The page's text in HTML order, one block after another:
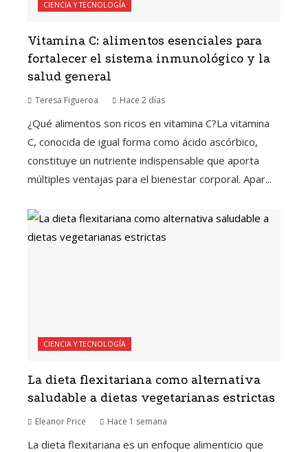
CIENCIA Y TECNOLOGÍA
Vitamina C: alimentos esenciales para
fortalecer el sistema inmunológico y la
salud general
Teresa Figueroa Hace 2 días
¿Qué alimentos son ricos en vitamina C?La vitamina
C, conocida de igual forma como ácido ascórbico,
constituye un nutriente indispensable que aporta
múltiples ventajas para el bienestar corporal. Apar...
CIENCIA Y TECNOLOGÍA
La dieta flexitariana como alternativa
saludable a dietas vegetarianas estrictas
Eleanor Price Hace 1 semana
La dieta flexitariana es un enfoque alimenticio que